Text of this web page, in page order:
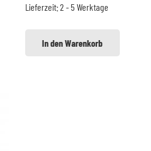
14,99 €12,99 €.
Lieferzeit:2 - 5 Werktage
In den Warenkorb